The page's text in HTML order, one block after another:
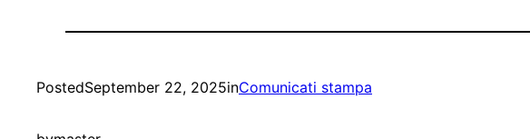
PostedSeptember 22, 2025inComunicati stampa